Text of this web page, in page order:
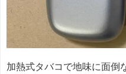
加熱式タバコで地味に面倒